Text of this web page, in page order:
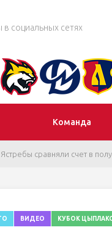
в социальных сетях
Команда
Ястребы сравняли счет в
ВИДЕО КУБОК